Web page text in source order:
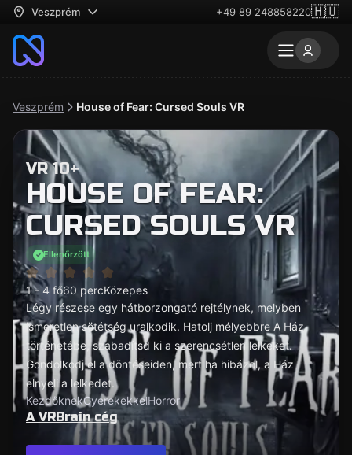
Veszprém +49 89 248858220🇭🇺
Veszprém House of Fear: Cursed Souls VR
VR 10+
HOUSE OF FEAR:
CURSED SOULS VR
Ellenőrzött
1 - 4 fő60 percKözepes
Légy részese egy hátborzongató rejtélynek, melyben
ismeretlen sötétség uralkodik. Hatolj mélyebbre A Ház
történetébe, szabadítsd ki a szerencsétlen lelkeket.
Gondolkodj el a döntéseiden, mert ha hibázol, a Ház
elnyeli a lelkedet.
KezdőknekGyerekekkelHorror
A VRBrain cég